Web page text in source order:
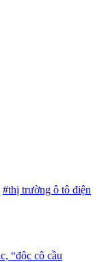
#thị trường ô tô điện